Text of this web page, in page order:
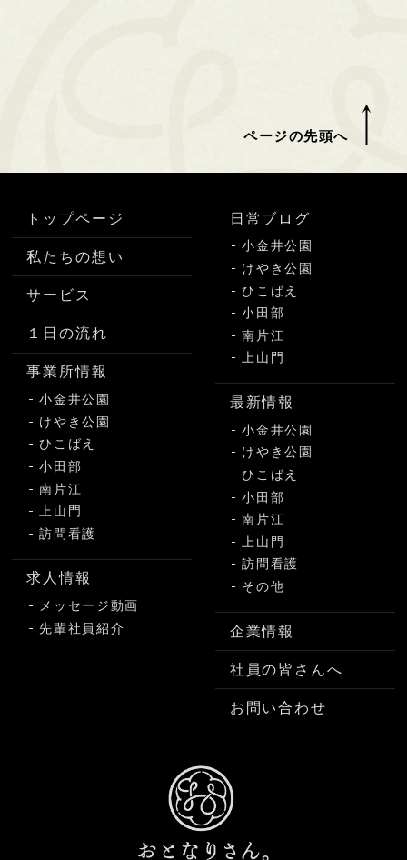
ページの先頭へ
トップページ
私たちの想い
サービス
１日の流れ
事業所情報
小金井公園
けやき公園
ひこばえ
小田部
南片江
上山門
訪問看護
求人情報
メッセージ動画
先輩社員紹介
日常ブログ
小金井公園
けやき公園
ひこばえ
小田部
南片江
上山門
最新情報
小金井公園
けやき公園
ひこばえ
小田部
南片江
上山門
訪問看護
その他
企業情報
社員の皆さんへ
お問い合わせ